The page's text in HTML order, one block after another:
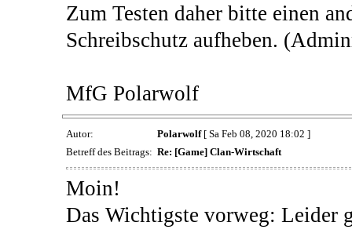
Zum Testen daher bitte einen
Schreibschutz aufheben.
MfG Polarwolf
Autor: Polarwolf[ Sa Feb 08, 2020 18:02 ]
Betreff des Beitrags: Re: [Game] Clan-Wirtschaft
Moin!
Das Wichtigste vorweg: Leider